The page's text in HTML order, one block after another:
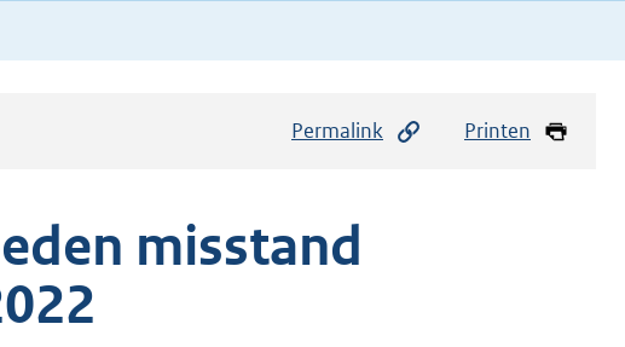
Permalink Printen
misstand